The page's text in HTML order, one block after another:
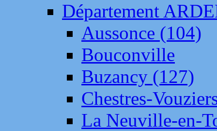
Département
Aussonce (104)
Bouconville
Buzancy (127)
Chestres-
La Neuville-en-